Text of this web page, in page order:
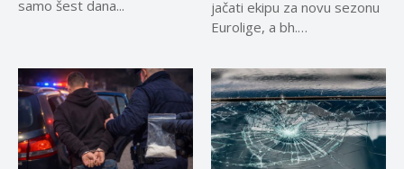
samo šest dana...
jačati ekipu za novu sezonu
Eurolige, a bh.